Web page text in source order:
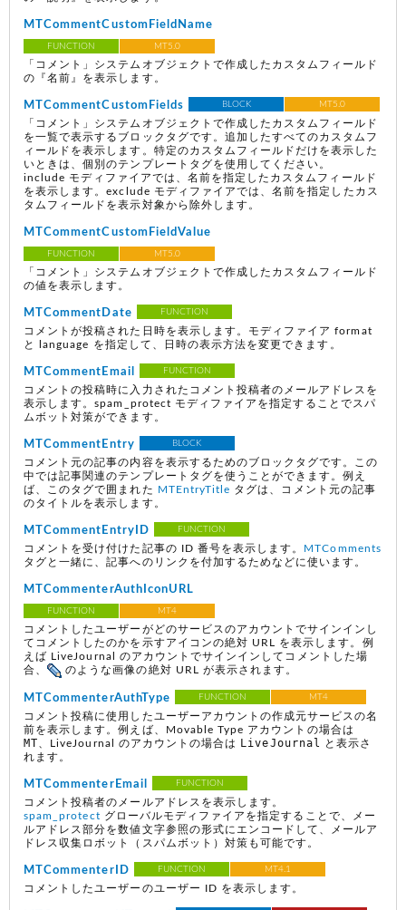
MTCommentCustomFieldName
FUNCTION MT5.0
「コメント」システムオブジェクトで作成したカスタムフィールド
の『名前』を表示します。
MTCommentCustomFields BLOCK MT5.0
「コメント」システムオブジェクトで作成したカスタムフィールド
を一覧で表示するブロックタグです。追加したすべてのカスタムフ
ィールドを表示します。特定のカスタムフィールドだけを表示した
いときは、個別のテンプレートタグを使用してください。
include モディファイアでは、名前を指定したカスタムフィールド
を表示します。exclude モディファイアでは、名前を指定したカス
タムフィールドを表示対象から除外します。
MTCommentCustomFieldValue
FUNCTION MT5.0
「コメント」システムオブジェクトで作成したカスタムフィールド
の値を表示します。
MTCommentDate FUNCTION
コメントが投稿された日時を表示します。モディファイア format
と language を指定して、日時の表示方法を変更できます。
MTCommentEmail FUNCTION
コメントの投稿時に入力されたコメント投稿者のメールアドレスを
表示します。spam_protect モディファイアを指定することでスパ
ムボット対策ができます。
MTCommentEntry BLOCK
コメント元の記事の内容を表示するためのブロックタグです。この
中では記事関連のテンプレートタグを使うことができます。例え
ば、このタグで囲まれた
MTEntryTitle タグは、コメント元の記事
のタイトルを表示します。
MTCommentEntryID FUNCTION
コメントを受け付けた記事の ID 番号を表示します。
MTComments
タグと一緒に、記事へのリンクを付加するためなどに使います。
MTCommenterAuthIconURL
FUNCTION MT4
コメントしたユーザーがどのサービスのアカウントでサインインし
てコメントしたのかを示すアイコンの絶対 URL を表示します。例
えば LiveJournal のアカウントでサインインしてコメントした場
合、
のような画像の絶対 URL が表示されます。
MTCommenterAuthType FUNCTION MT4
コメント投稿に使用したユーザーアカウントの作成元サービスの名
前を表示します。例えば、Movable Type アカウントの場合は
MT、LiveJournal のアカウントの場合は LiveJournal
と表示さ
れます。
MTCommenterEmail FUNCTION
コメント投稿者のメールアドレスを表示します。
spam_protect グローバルモディファイアを指定することで、メー
ルアドレス部分を数値文字参照の形式にエンコードして、メールア
ドレス収集ロボット（スパムボット）対策も可能です。
MTCommenterID FUNCTION MT4.1
コメントしたユーザーのユーザー ID を表示します。